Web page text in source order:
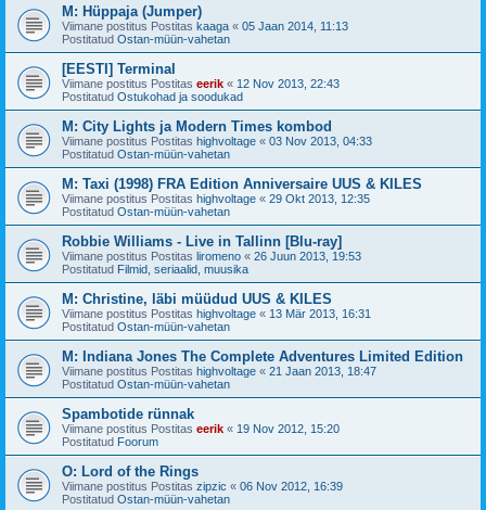
M: Hüppaja (Jumper)
Viimane postitus Postitas kaaga « 05 Jaan 2014, 11:13
Postitatud Ostan-müün-vahetan
[EESTI] Terminal
Viimane postitus Postitas eerik « 12 Nov 2013, 22:43
Postitatud Ostukohad ja soodukad
M: City Lights ja Modern Times kombod
Viimane postitus Postitas highvoltage « 03 Nov 2013, 04:33
Postitatud Ostan-müün-vahetan
M: Taxi (1998) FRA Edition Anniversaire UUS & KILES
Viimane postitus Postitas highvoltage « 29 Okt 2013, 12:35
Postitatud Ostan-müün-vahetan
Robbie Williams - Live in Tallinn [Blu-ray]
Viimane postitus Postitas liromeno « 26 Juun 2013, 19:53
Postitatud Filmid, seriaalid, muusika
M: Christine, läbi müüdud UUS & KILES
Viimane postitus Postitas highvoltage « 13 Mär 2013, 16:31
Postitatud Ostan-müün-vahetan
M: Indiana Jones The Complete Adventures Limited Edition
Viimane postitus Postitas highvoltage « 21 Jaan 2013, 18:47
Postitatud Ostan-müün-vahetan
Spambotide rünnak
Viimane postitus Postitas eerik « 19 Nov 2012, 15:20
Postitatud Foorum
O: Lord of the Rings
Viimane postitus Postitas zipzic « 06 Nov 2012, 16:39
Postitatud Ostan-müün-vahetan